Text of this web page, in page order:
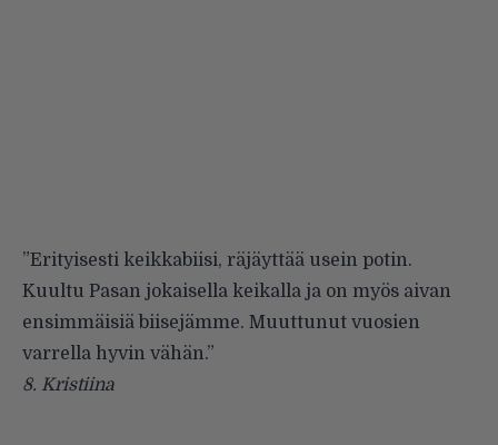
”Erityisesti keikkabiisi, räjäyttää usein potin.
Kuultu Pasan jokaisella keikalla ja on myös aivan
ensimmäisiä biisejämme. Muuttunut vuosien
varrella hyvin vähän.”
8. Kristiina